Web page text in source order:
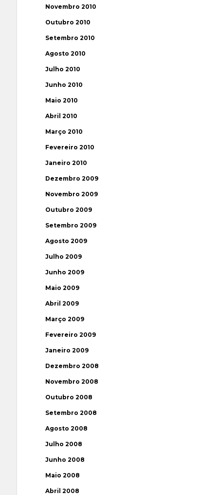
Novembro 2010
Outubro 2010
Setembro 2010
Agosto 2010
Julho 2010
Junho 2010
Maio 2010
Abril 2010
Março 2010
Fevereiro 2010
Janeiro 2010
Dezembro 2009
Novembro 2009
Outubro 2009
Setembro 2009
Agosto 2009
Julho 2009
Junho 2009
Maio 2009
Abril 2009
Março 2009
Fevereiro 2009
Janeiro 2009
Dezembro 2008
Novembro 2008
Outubro 2008
Setembro 2008
Agosto 2008
Julho 2008
Junho 2008
Maio 2008
Abril 2008